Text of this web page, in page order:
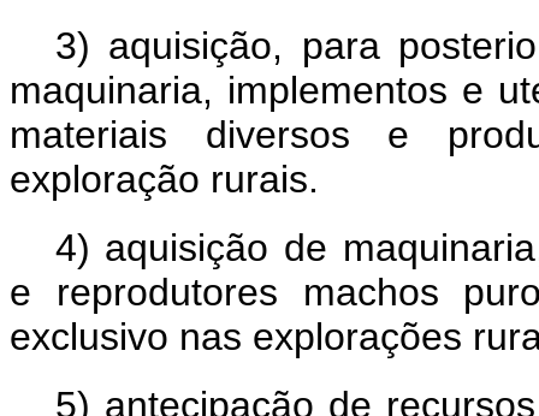
3) aquisição, para
maquinaria, implementos e
materiais diversos e
exploração rurais.
4) aquisição de
e reprodutores machos
exclusivo nas explorações
5) antecipação de